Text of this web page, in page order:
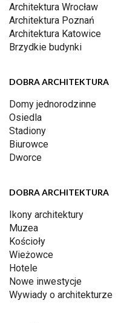
Architektura Wrocław
Architektura Poznań
Architektura Katowice
Brzydkie budynki
DOBRA ARCHITEKTURA
Domy jednorodzinne
Osiedla
Stadiony
Biurowce
Dworce
DOBRA ARCHITEKTURA
Ikony architektury
Muzea
Kościoły
Wieżowce
Hotele
Nowe inwestycje
Wywiady o architekturze